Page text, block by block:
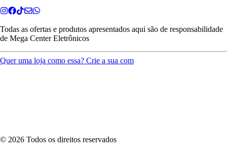
Todas as ofertas e produtos apresentados aqui são de responsabilidade
de Mega Center Eletrônicos
Quer uma loja como essa? Crie a sua com
© 2026 Todos os direitos reservados